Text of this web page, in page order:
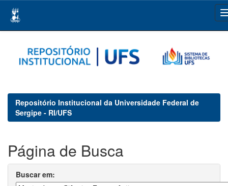
navigation
Repositório Institucional da Universidade Federal de
Sergipe - RI/UFS
Página de Busca
Buscar em: